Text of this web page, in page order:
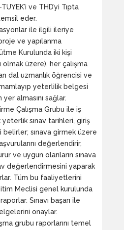
ve THD’yi Tıpta
eder.
ile ilgili ileriye
ve yapılanma
Kurulunda iki kişi
olmak üzere), her çalışma
dal uzmanlık öğrencisi ve
yeterlilik belgesi
almasını sağlar.
Çalışma Grubu ile iş
yeterlik sınav tarihleri, giriş
sınava girmek üzere
değerlendirir,
ve uygun olanların sınava
değerlendirmesini yaparak
Tüm bu faaliyetlerini
Meclisi genel kurulunda
Sınavı başarı ile
onaylar.
grubu raporlarını temel